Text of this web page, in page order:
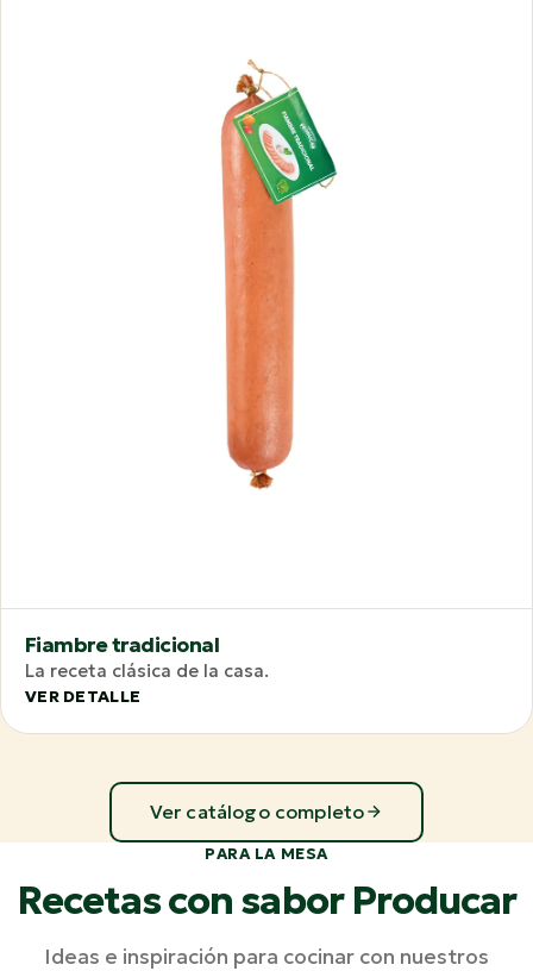
Fiambre tradicional
La receta clásica de la casa.
VER DETALLE
Ver catálogo completo
PARA LA MESA
Recetas con sabor Producar
Ideas e inspiración para cocinar con nuestros